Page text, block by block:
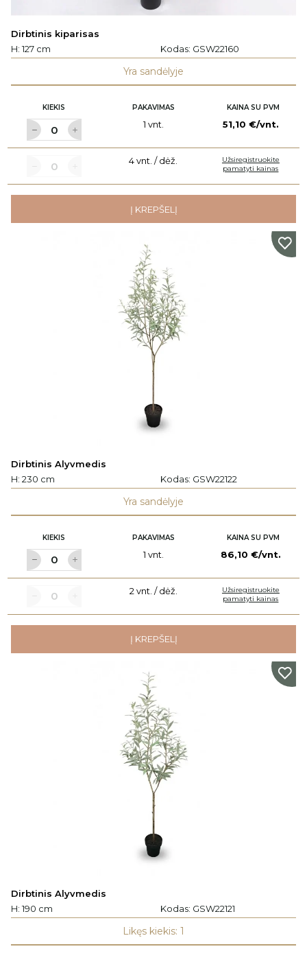
Dirbtinis kiparisas
H: 127 cm
Kodas: GSW22160
Yra sandėlyje
KIEKIS PAKAVIMAS KAINA SU PVM
1 vnt. 51,10 €/vnt.
4 vnt. / dėž.
Užsiregistruokite
pamatyti kainas
Į KREPŠELĮ
Dirbtinis Alyvmedis
H: 230 cm
Kodas: GSW22122
Yra sandėlyje
KIEKIS PAKAVIMAS KAINA SU PVM
1 vnt. 86,10 €/vnt.
2 vnt. / dėž.
Užsiregistruokite
pamatyti kainas
Į KREPŠELĮ
Dirbtinis Alyvmedis
H: 190 cm
Kodas: GSW22121
Likęs kiekis: 1